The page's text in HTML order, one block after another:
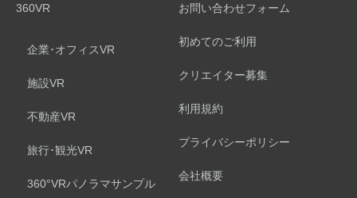
360VR
企業･オフィスVR
施設VR
不動産VR
旅行･観光VR
360°VRパノラマサンプル
お問い合わせフォーム
初めてのご利用
クリエイター募集
利用規約
プライバシーポリシー
会社概要